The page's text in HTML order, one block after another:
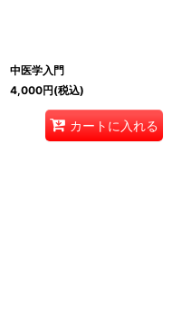
中医学入門
4,000円(税込)
カートに入れる